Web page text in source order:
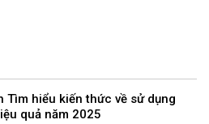
Tìm hiểu kiến thức về sử dụng
quả năm 2025